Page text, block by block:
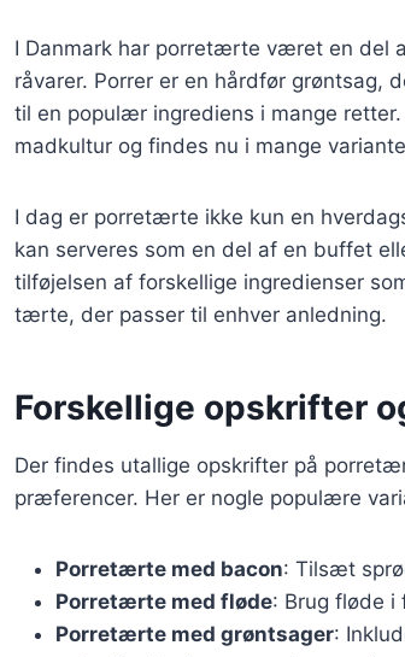
I Danmark har porretærte været en del
råvarer. Porrer er en hårdfør grøntsag,
til en populær ingrediens i mange
madkultur og findes nu i mange
I dag er porretærte ikke kun en
kan serveres som en del af en buffet
tilføjelsen af forskellige ingredienser
tærte, der passer til enhver anledning.
Forskellige opskrifter
Der findes utallige opskrifter på
præferencer. Her er nogle populære
Porretærte med bacon: Tilsæt
Porretærte med fløde: Brug fløde i
Porretærte med grøntsager: